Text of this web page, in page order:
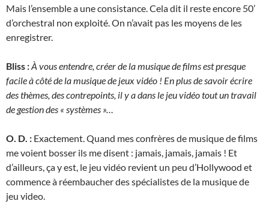
Mais l’ensemble a une consistance. Cela dit il reste encore 50’
d’orchestral non exploité. On n’avait pas les moyens de les
enregistrer.
Bliss :À vous entendre, créer de la musique de films est presque
facile à côté de la musique de jeux vidéo ! En plus de savoir écrire
des thèmes, des contrepoints, il y a dans le jeu vidéo tout un travail
de gestion des « systèmes »…
O. D. : Exactement. Quand mes confrères de musique de films
me voient bosser ils me disent : jamais, jamais, jamais ! Et
d’ailleurs, ça y est, le jeu vidéo revient un peu d’Hollywood et
commence à réembaucher des spécialistes de la musique de
jeu video.